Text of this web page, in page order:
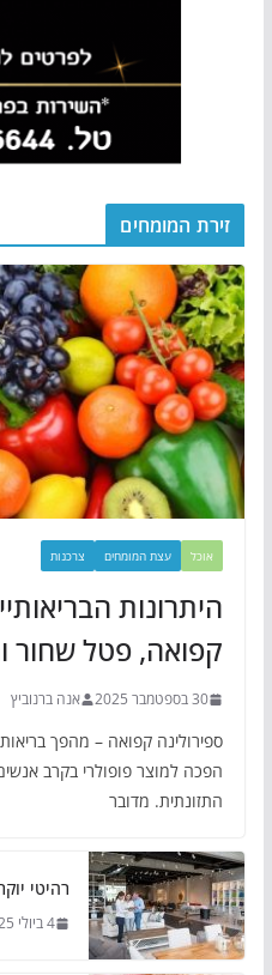
זירת המומחים
אוכל עצת המומחים צרכנות
היתרונות
קפואה, פטל שחור
30 בספטמבר 2025 אנה ברנוביץ
ספירולינה קפואה – מהפך
הפכה למוצר פופולרי בקרב
התזונתית. מדובר
רהיטי
4 ביולי 2025